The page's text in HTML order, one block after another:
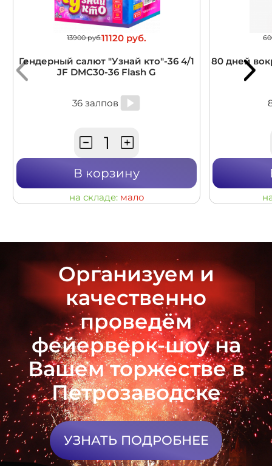
13900 руб.11120 руб.
Гендерный салют "Узнай кто"-36 4/1
JF DMC30-36 Flash G
36 залпов
В корзину
на складе: мало
80 дней
Организуем и
качественно
проведём
фейерверк-шоу на
Вашем торжестве в
Петрозаводске
УЗНАТЬ ПОДРОБНЕЕ